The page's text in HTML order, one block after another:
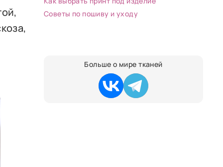
Советы по пошиву и уходу
Больше о мире тканей